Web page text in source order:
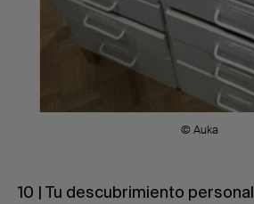
© Auka
10 | Tu descubrimiento personal